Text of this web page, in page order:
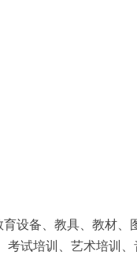
设备、教具、教材、
试培训、艺术培训